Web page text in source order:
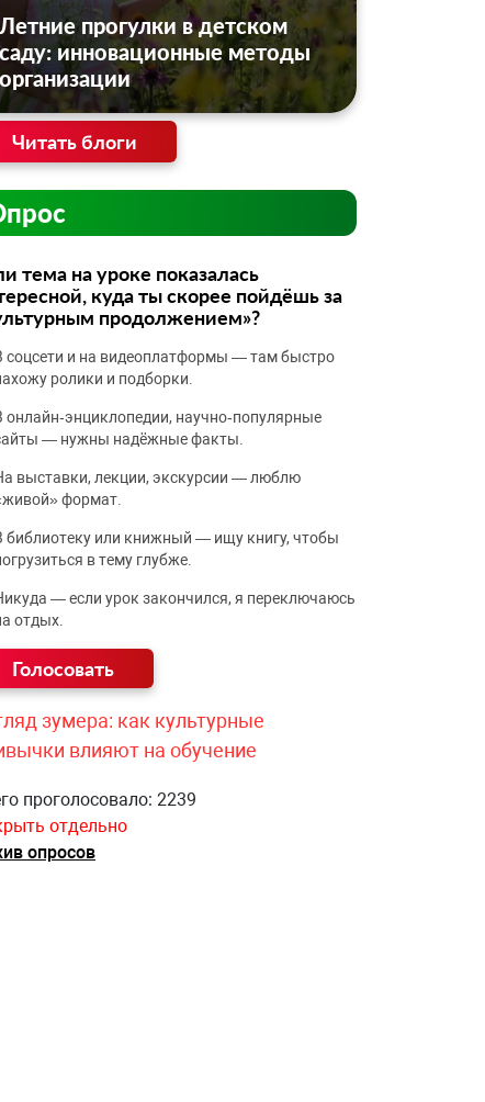
Летние прогулки в детском
саду: инновационные методы
организации
Читать блоги
тема на уроке показалась
куда ты скорее пойдёшь за
продолжением»?
соцсети и на видеоплатформы — там быстро
ролики и подборки.
онлайн‑энциклопедии, научно‑популярные
— нужны надёжные факты.
выставки, лекции, экскурсии — люблю
формат.
библиотеку или книжный — ищу книгу, чтобы
в тему глубже.
— если урок закончился, я переключаюсь
отдых.
зумера: как культурные
влияют на обучение
проголосовало: 2239
отдельно
опросов